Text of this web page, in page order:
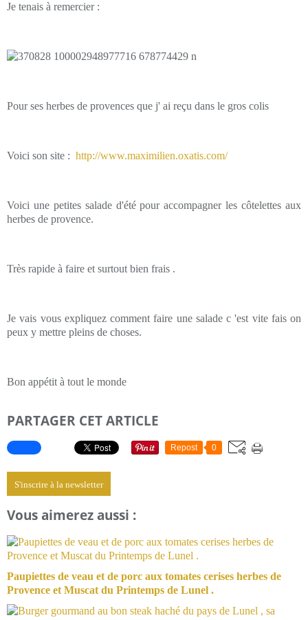
Je tenais à remercier :
Pour ses herbes de provences que j' ai reçu dans le gros colis
Voici son site : http://www.maximilien.oxatis.com/
Voici une petites salade d'été pour accompagner les côtelettes aux
herbes de provence.
Très rapide à faire et surtout bien frais .
Je vais vous expliquez comment faire une salade c 'est vite fais on
peux y mettre pleins de choses.
Bon appétit à tout le monde
PARTAGER CET ARTICLE
Repost 0
S'inscrire à la newsletter
Vous aimerez aussi :
Paupiettes de veau et de porc aux tomates cerises herbes de
Provence et Muscat du Printemps de Lunel .